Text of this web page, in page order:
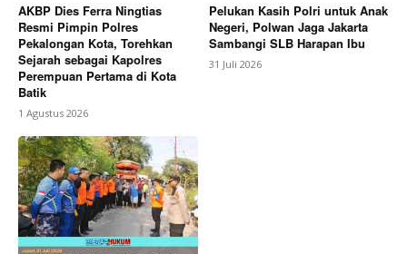
AKBP Dies Ferra Ningtias
Resmi Pimpin Polres
Pekalongan Kota, Torehkan
Sejarah sebagai Kapolres
Perempuan Pertama di Kota
Batik
1 Agustus 2026
Pelukan Kasih Polri untuk Anak
Negeri, Polwan Jaga Jakarta
Sambangi SLB Harapan Ibu
31 Juli 2026